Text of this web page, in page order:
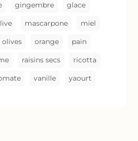
gingembre glace
mascarpone miel
olives orange pain
raisins secs ricotta
vanille yaourt